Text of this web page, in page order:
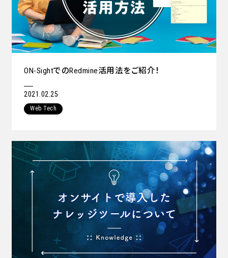
ON-SightでのRedmine活用法をご紹介！
2021.02.25
Web Tech